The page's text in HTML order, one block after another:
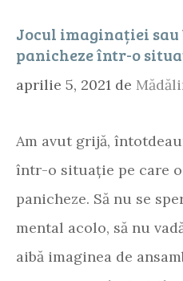
Jocul imaginației sau
panicheze într-o
aprilie 5, 2021 de
Am avut grijă,
într-o situație pe care
panicheze. Să nu se
mental acolo, să nu
aibă imaginea de